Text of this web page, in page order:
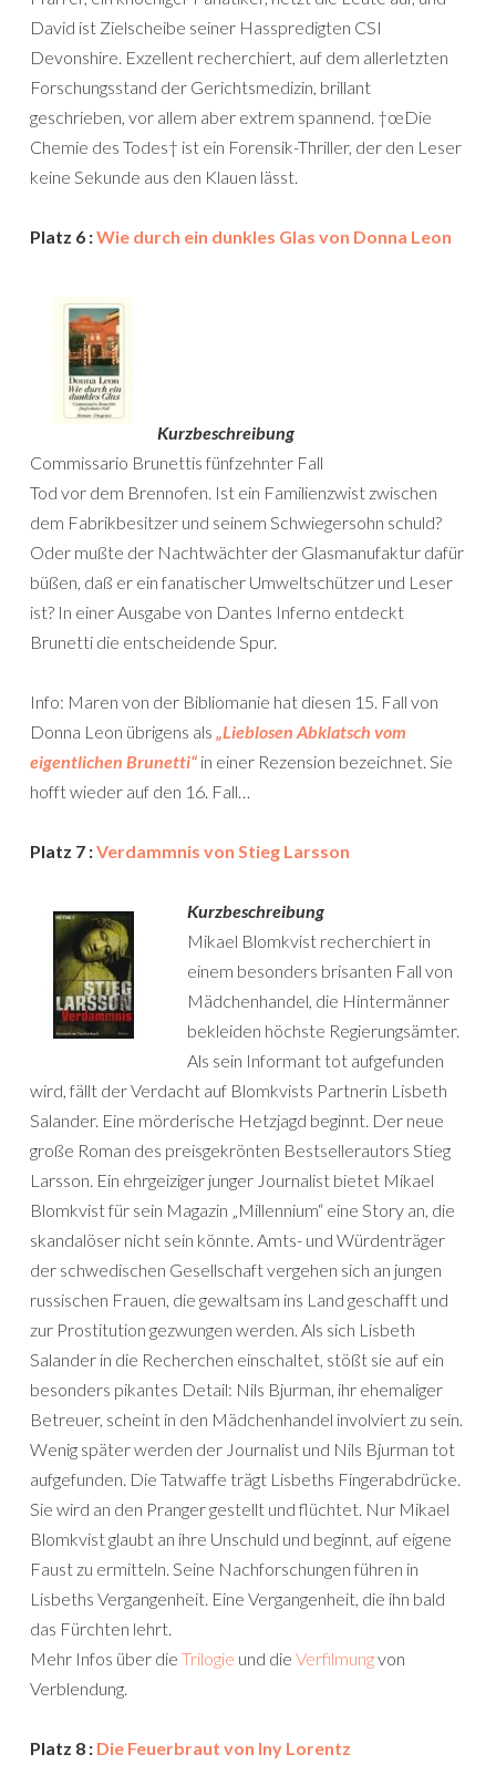
David ist Zielscheibe seiner Hasspredigten CSI
Devonshire. Exzellent recherchiert, auf dem allerletzten
Forschungsstand der Gerichtsmedizin, brillant
geschrieben, vor allem aber extrem spannend. †œDie
Chemie des Todes† ist ein Forensik-Thriller, der den Leser
keine Sekunde aus den Klauen lässt.
Platz 6 :Wie durch ein dunkles Glas von Donna Leon
Kurzbeschreibung
Commissario Brunettis fünfzehnter Fall
Tod vor dem Brennofen. Ist ein Familienzwist zwischen
dem Fabrikbesitzer und seinem Schwiegersohn schuld?
Oder mußte der Nachtwächter der Glasmanufaktur dafür
büßen, daß er ein fanatischer Umweltschützer und Leser
ist? In einer Ausgabe von Dantes Inferno entdeckt
Brunetti die entscheidende Spur.
Info: Maren von der Bibliomanie hat diesen 15. Fall von
Donna Leon übrigens als „Lieblosen Abklatsch vom
eigentlichen Brunetti“in einer Rezension bezeichnet. Sie
hofft wieder auf den 16. Fall…
Platz 7 :Verdammnis von Stieg Larsson
Kurzbeschreibung
Mikael Blomkvist recherchiert in
einem besonders brisanten Fall von
Mädchenhandel, die Hintermänner
bekleiden höchste Regierungsämter.
Als sein Informant tot aufgefunden
wird, fällt der Verdacht auf Blomkvists Partnerin Lisbeth
Salander. Eine mörderische Hetzjagd beginnt. Der neue
große Roman des preisgekrönten Bestsellerautors Stieg
Larsson. Ein ehrgeiziger junger Journalist bietet Mikael
Blomkvist für sein Magazin „Millennium“ eine Story an, die
skandalöser nicht sein könnte. Amts- und Würdenträger
der schwedischen Gesellschaft vergehen sich an jungen
russischen Frauen, die gewaltsam ins Land geschafft und
zur Prostitution gezwungen werden. Als sich Lisbeth
Salander in die Recherchen einschaltet, stößt sie auf ein
besonders pikantes Detail: Nils Bjurman, ihr ehemaliger
Betreuer, scheint in den Mädchenhandel involviert zu sein.
Wenig später werden der Journalist und Nils Bjurman tot
aufgefunden. Die Tatwaffe trägt Lisbeths Fingerabdrücke.
Sie wird an den Pranger gestellt und flüchtet. Nur Mikael
Blomkvist glaubt an ihre Unschuld und beginnt, auf eigene
Faust zu ermitteln. Seine Nachforschungen führen in
Lisbeths Vergangenheit. Eine Vergangenheit, die ihn bald
das Fürchten lehrt.
Mehr Infos über die Trilogie und die Verfilmungvon
Verblendung.
Platz 8 : Die Feuerbraut von Iny Lorentz